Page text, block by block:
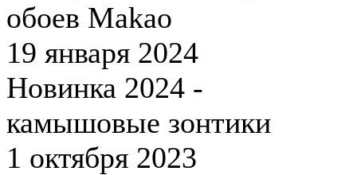
обоев Makao
19 января 2024
Новинка 2024 -
камышовые зонтики
1 октября 2023